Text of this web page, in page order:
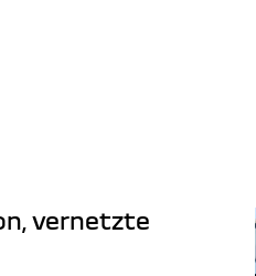
vernetzte